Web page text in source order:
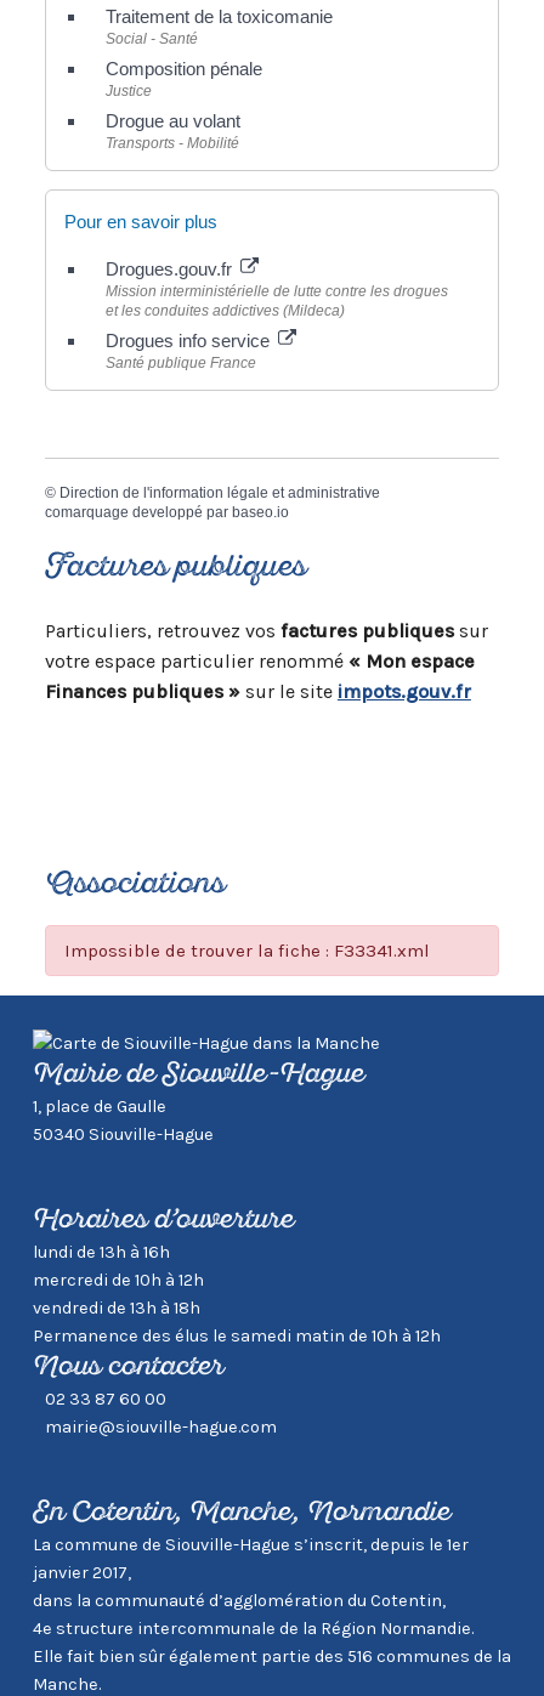
Traitement de la toxicomanie
Social - Santé
Composition pénale
Justice
Drogue au volant
Transports - Mobilité
Pour en savoir plus
Drogues.gouv.fr
Mission interministérielle de lutte contre les drogues
et les conduites addictives (Mildeca)
Drogues info service
Santé publique France
© Direction de l'information légale et administrative
comarquage developpé par baseo.io
Factures publiques
Particuliers, retrouvez vos factures publiquessur
votre espace particulier renommé « Mon espace
Finances publiques »sur le site impots.gouv.fr
Associations
Impossible de trouver la fiche : F33341.xml
Mairie de Siouville-Hague
1, place de Gaulle
50340 Siouville-Hague
Horaires d’ouverture
lundi de 13h à 16h
mercredi de 10h à 12h
vendredi de 13h à 18h
Permanence des élus le samedi matin de 10h à 12h
Nous contacter
02 33 87 60 00
mairie@siouville-hague.com
En Cotentin, Manche, Normandie
La commune de Siouville-Hague s’inscrit, depuis le 1er
janvier 2017,
dans la communauté d’agglomération du Cotentin,
4e structure intercommunale de la Région Normandie.
Elle fait bien sûr également partie des 516 communes de la
Manche.